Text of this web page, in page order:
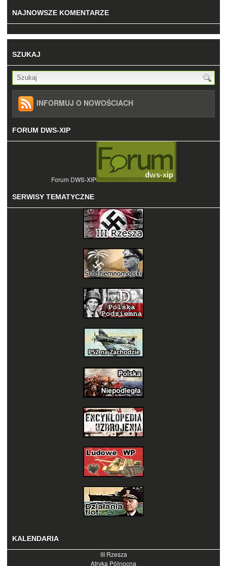
NAJNOWSZE KOMENTARZE
SZUKAJ
INFORMUJ O NOWOŚCIACH
FORUM DWS-XIP
Forum DWS-XIP
SERWISY TEMATYCZNE
KALENDARIA
III Rzesza
Afryka Północna